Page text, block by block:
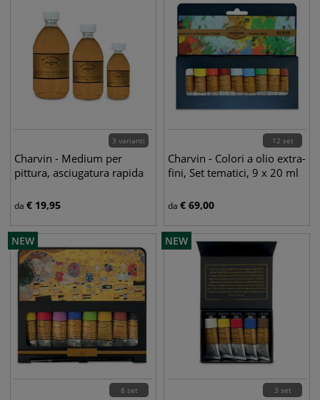
3 varianti
Charvin - Medium per
pittura, asciugatura rapida
da € 19,95
12 set
Charvin - Colori a olio extra-
fini, Set tematici, 9 x 20 ml
da € 69,00
NEW
8 set
NEW
3 set